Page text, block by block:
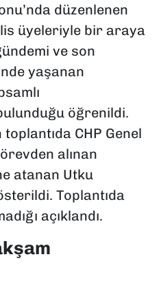
düzenlenen
üyeleriyle bir araya
ve son
yaşanan
öğrenildi.
CHP Genel
alınan
atanan Utku
Toplantıda
açıklandı.